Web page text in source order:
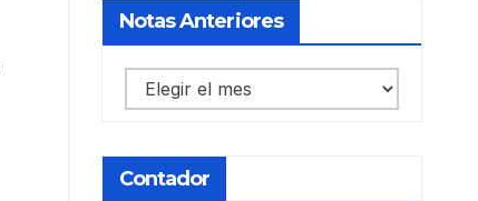
Notas Anteriores
Notas
anteriores
Contador